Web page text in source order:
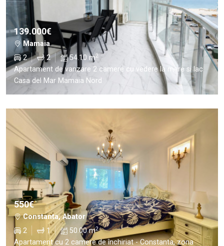
139.000€
Mamaia
2
2 54.10 m2
Apartament de vanzare 2 camere cu vedere la mare si lac
Casa del Mar Mamaia Nord
550€
Constanta, Abator
2
1 50.00 m2
Apartament cu 2 camere de închiriat - Constanta, zona